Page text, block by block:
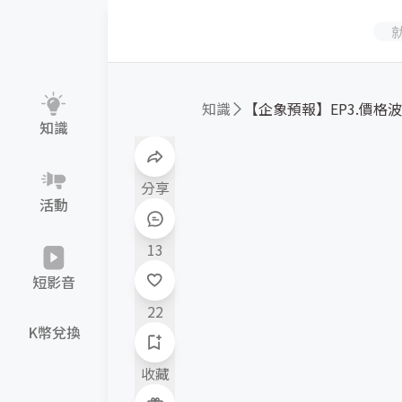
知識
活動
短影音
K幣兌換
分享
13
22
收藏
知識 【企象預報】EP3.價格